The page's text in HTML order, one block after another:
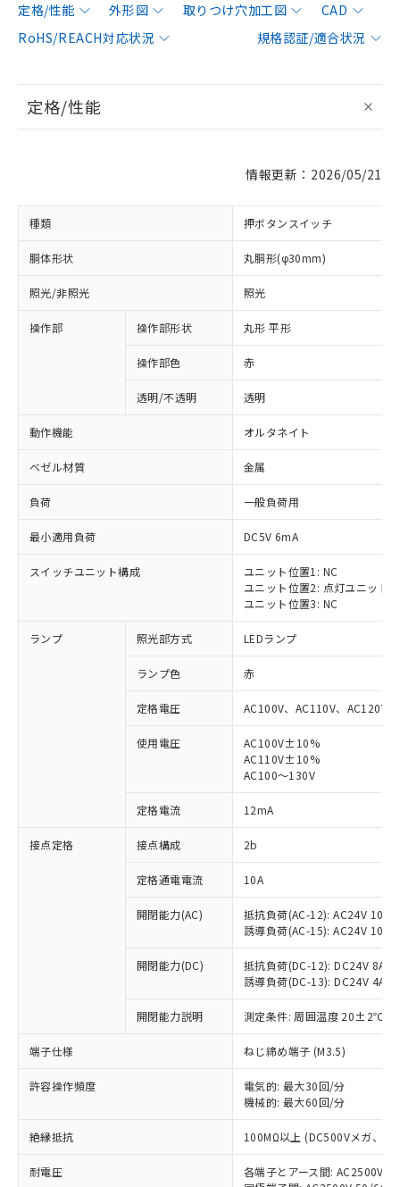
定格/性能 外形図 取りつけ穴加工図
CAD
RoHS/REACH対応状況
規格認証/適合状況
定格/性能
情報更新：2026/05/21
種類 押ボタンスイッチ
胴体形状 丸胴形(φ30mm)
照光/非照光 照光
操作部 操作部形状 丸形 平形
操作部色 赤
透明/不透明 透明
動作機能 オルタネイト
ベゼル材質 金属
負荷 一般負荷用
最小適用負荷 DC5V 6mA
スイッチユニット構成
ユニット位置1: NC
ユニット位置2: 点灯ユニット
ユニット位置3: NC
ランプ 照光部方式 LEDランプ
ランプ色 赤
定格電圧 AC100V、AC110V、AC120V
使用電圧
AC100V±10%
AC110V±10%
AC100～130V
定格電流 12mA
接点定格 接点構成 2b
定格通電電流 10A
開閉能力(AC)
抵抗負荷(AC-12): AC24V 10A/
誘導負荷(AC-15): AC24V
開閉能力(DC)
抵抗負荷(DC-12): DC24V 8A/
誘導負荷(DC-13): DC24V 4A/
開閉能力説明 測定条件: 周囲温度 20±2℃、
端子仕様 ねじ締め端子 (M3.5)
許容操作頻度
電気的: 最大30回/分
機械的: 最大60回/分
絶縁抵抗 100MΩ以上 (DC500Vメガ、点
耐電圧
各端子とアース間: AC2500V
ご利用条件
以下の条件をお読みいただき、同意のうえ
本サービスは、当社制御機器事業取扱
商品の当社在庫状況および標準価格
(税抜)を提供させていただくもので
当社制御機器事業取扱商品の中には、
本サービスの対象外となる商品もある
ことをご了承ください。
在庫状況および標準価格照会結果は、
記載している更新日時点での社内デー
タに基づき作成されるものであり、閲
準価格とは異なる場合があることをご
対応済み：EU RoHS指令（10物質）の
非含有に対応した製品が提供可能な商品で
対応予定：EU RoHS指令（10物質）の非含
有に対応した製品に切り替える予定のある
対応予定なし：EU RoHS指令（10物質）の
非含有に非対応の商品で、対応品を出す予
調査・確認中：EU RoHS指令（10物質）の
非含有の対応状況を調査中または確認中の
非該当品：ライセンス料など無形物で、有
害物質有無と関係のない商品です。
仕入先様の事情により、非含有部品として
いたものが、含有品と判明した場合などや
むを得ず変更することがあります。
*EU RoHS指令（10物質）：
鉛(Pb) 1000ppm以下、 水銀(Hg) 1000ppm以下、 カド
六価クロム(Cr(Ⅵ)) 1000ppm以下、ポリ臭化ビフェニル
「○」：最大均質材料含有率が中国RoHSの
基準値以下であることを示します。
「×」：最大均質材料含有率が中国RoHSの
基準値を超えていることを示します。
「－」：未確認です。当社販売部門へお問
当社は、これら貴社製品のうち、外国
為替および外国貿易法に定める商品
（以下｢規制貨物等」という）を輸出
または国外への提供する場合は、日本
国政府の輸出許可(または役務取引許
可)を取得するなどの必要な手続きを